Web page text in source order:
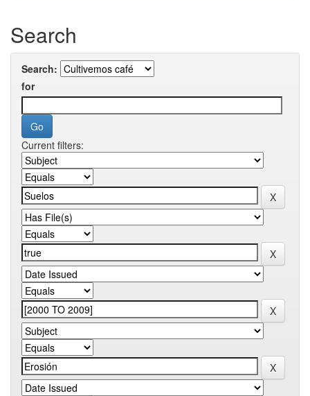
Search
Search:
for
Current filters: